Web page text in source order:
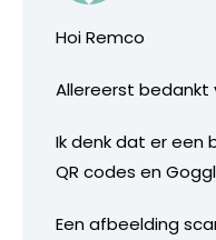
Hoi Remco
Allereerst bedankt
Ik denk dat er een
QR codes en
Een afbeelding